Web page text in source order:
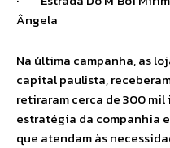
Ângela
Na última campanha, as
capital paulista,
retiraram cerca de 300
estratégia da companhia
que atendam às